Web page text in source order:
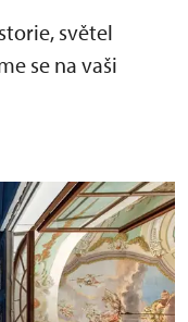
světel
se na vaši